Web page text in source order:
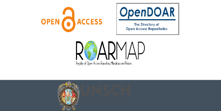
psicológicos de la niñez a la adultez y
consolida la independencia socio económica
y es en todo este proceso donde se
presenta los conflictos sociales para las
adolescentes dentro de los que se destaca
el embarazo no deseado. En muchos países
el embarazo en la adolescencia es
extremadamente común constituyendo así
un gran problema social. Cerca del 50% de